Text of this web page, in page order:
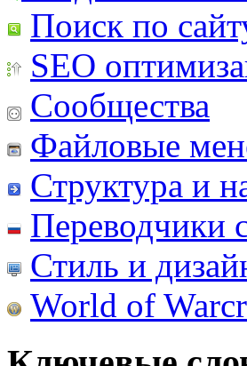
Поиск по
SEO
Сообщества
Файловые
Структура и
Переводчики
Стиль и
World of